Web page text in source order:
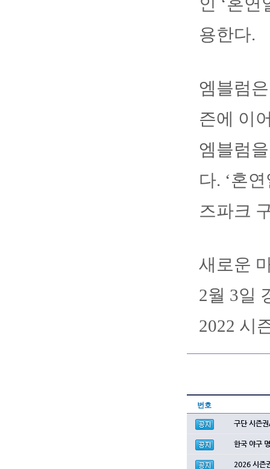
용한다.
엠블럼
즌에 이
엠블럼
다. ‘혼
즈파크
새로운
2월 3일
2022 시
번호
구단 시즌
한국 야구
2026 시즌